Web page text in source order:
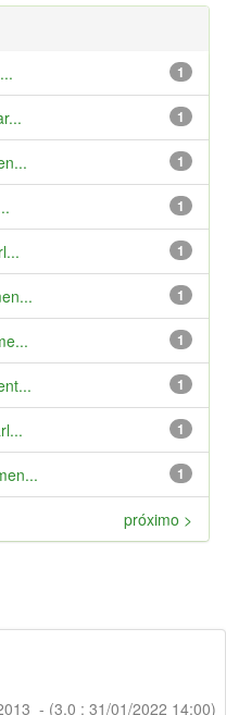
1
1
1
1
1
1
1
1
1
1
próximo >
- (3.0 : 31/01/2022 14:00)